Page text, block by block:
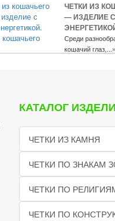
ЧЕТКИ ИЗ
— ИЗДЕЛИЕ
Среди
кошачий глаз,...
КАТАЛОГ
ЧЕТКИ ИЗ КАМНЯ
ЧЕТКИ ПО ЗНАКАМ
ЧЕТКИ ПО
ЧЕТКИ ПО